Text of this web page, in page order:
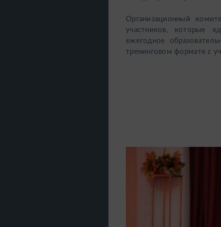
Организационный
участников, которые
ежегодное
тренинговом формате с